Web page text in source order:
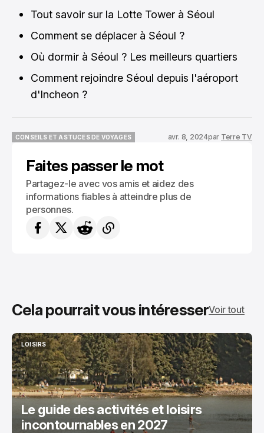
Tout savoir sur la Lotte Tower à Séoul
Comment se déplacer à Séoul ?
Où dormir à Séoul ? Les meilleurs quartiers
Comment rejoindre Séoul depuis l'aéroport
d'Incheon ?
CONSEILS ET ASTUCES DE VOYAGES
avr. 8, 2024par Terre TV
Faites passer le mot
Partagez-le avec vos amis et aidez des
informations fiables à atteindre plus de
personnes.
Cela pourrait vous intéresserVoir tout
LOISIRS
LOISIRS
Le guide des activités et loisirs
incontournables en 2027